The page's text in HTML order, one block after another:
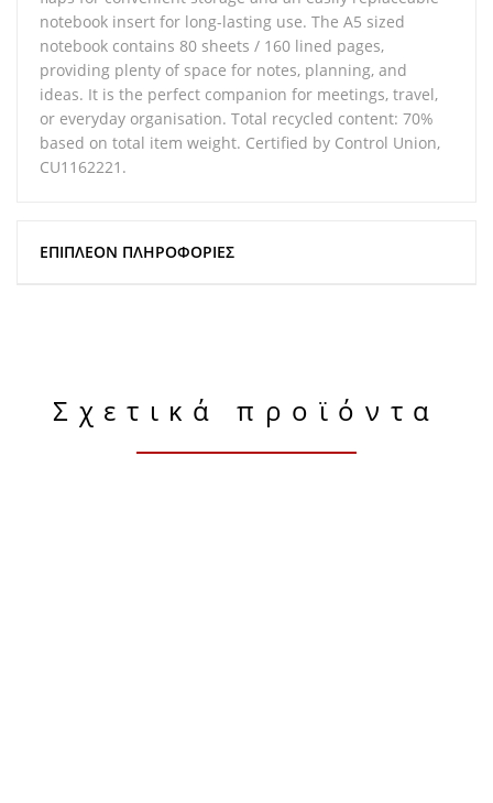
notebook insert for long-lasting use. The A5 sized
notebook contains 80 sheets / 160 lined pages,
providing plenty of space for notes, planning, and
ideas. It is the perfect companion for meetings, travel,
or everyday organisation. Total recycled content: 70%
based on total item weight. Certified by Control Union,
CU1162221.
ΕΠΙΠΛΈΟΝ ΠΛΗΡΟΦΟΡΊΕΣ
Σχετικά προϊόντα